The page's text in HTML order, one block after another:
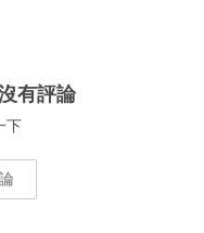
有評論
下